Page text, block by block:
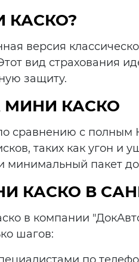
КАСКО?
версия
вид страхования
защиту.
КАСКО
сравнению с полным
таких как угон и
минимальный пакет
КАСКО В
в компании
шагов: